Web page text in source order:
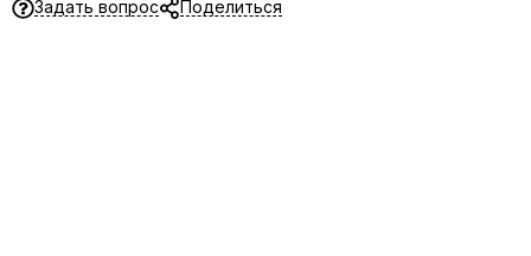
Задать вопрос Поделиться